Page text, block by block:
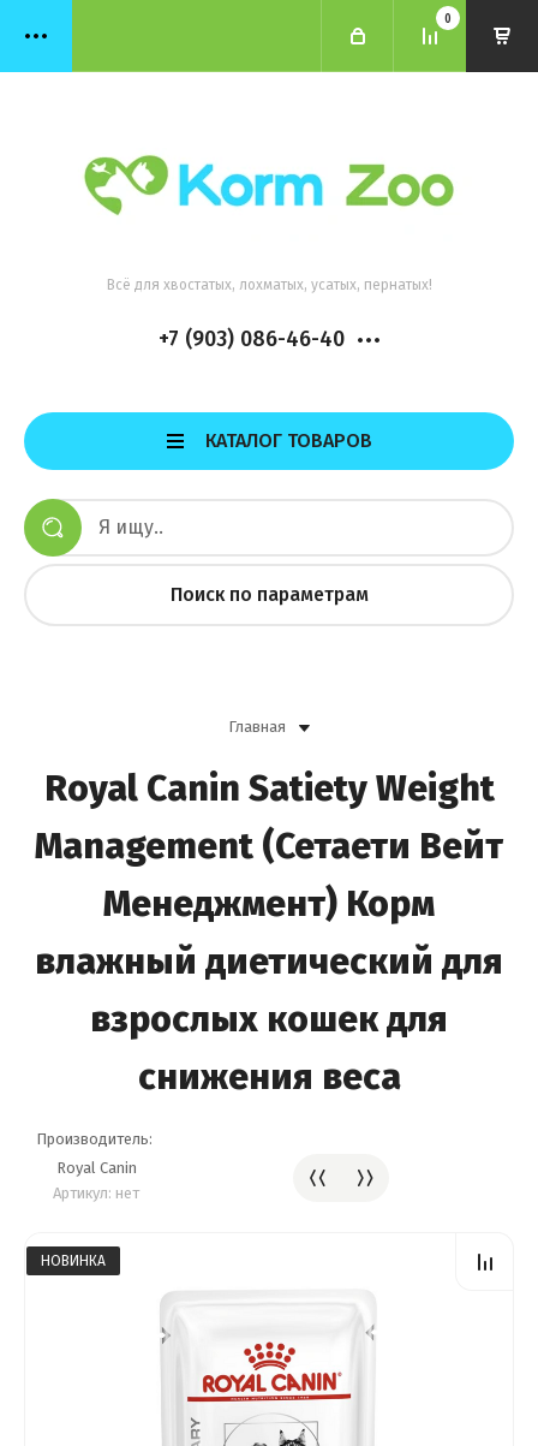
0
Всё для хвостатых, лохматых, усатых, пернатых!
+7 (903) 086-46-40
КАТАЛОГ ТОВАРОВ
Поиск по параметрам
Главная
Royal Canin Satiety Weight
Management (Сетаети Вейт
Менеджмент) Корм
влажный диетический для
взрослых кошек для
снижения веса
Производитель:
Royal Canin
Артикул: нет
НОВИНКА